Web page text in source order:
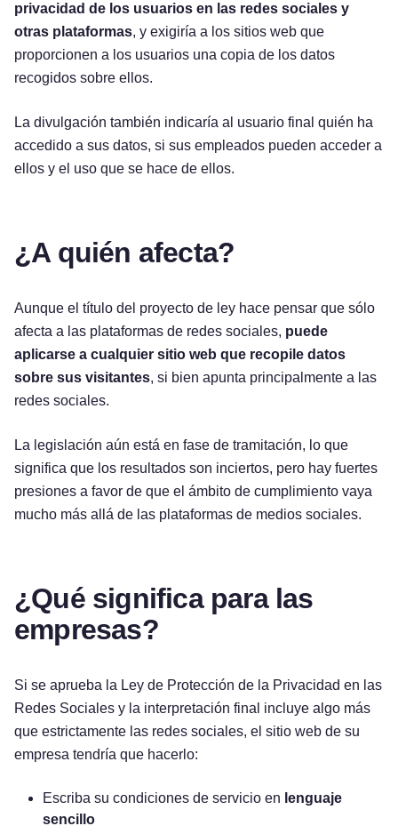
privacidad de los usuarios en las redes sociales y
otras plataformas, y exigiría a los sitios web que
proporcionen a los usuarios una copia de los datos
recogidos sobre ellos.
La divulgación también indicaría al usuario final quién ha
accedido a sus datos, si sus empleados pueden acceder a
ellos y el uso que se hace de ellos.
¿A quién afecta?
Aunque el título del proyecto de ley hace pensar que sólo
afecta a las plataformas de redes sociales, puede
aplicarse a cualquier sitio web que recopile datos
sobre sus visitantes, si bien apunta principalmente a las
redes sociales.
La legislación aún está en fase de tramitación, lo que
significa que los resultados son inciertos, pero hay fuertes
presiones a favor de que el ámbito de cumplimiento vaya
mucho más allá de las plataformas de medios sociales.
¿Qué significa para las
empresas?
Si se aprueba la Ley de Protección de la Privacidad en las
Redes Sociales y la interpretación final incluye algo más
que estrictamente las redes sociales, el sitio web de su
empresa tendría que hacerlo:
Escriba su condiciones de servicio en lenguaje
sencillo